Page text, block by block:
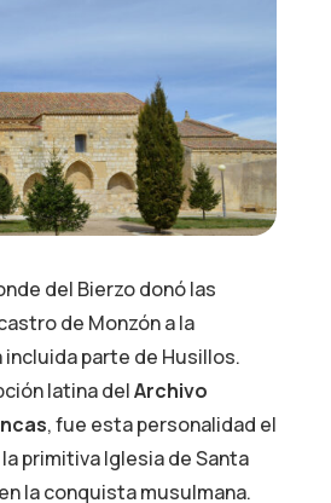
del Bierzo donó las
de Monzón a la
incluida parte de Husillos.
latina delArchivo
, fue esta personalidad el
primitiva Iglesia de Santa
la conquista musulmana.